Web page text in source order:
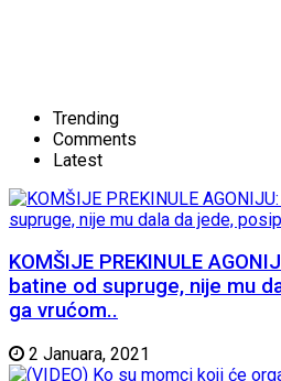
Trending
Comments
Latest
KOMŠIJE PREKINULE
batine od supruge, nije mu
ga vrućom..
2 Januara, 2021